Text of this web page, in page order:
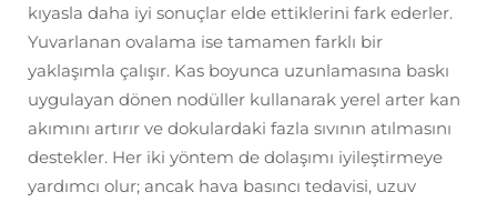
kıyasla daha iyi sonuçlar elde ettiklerini fark ederler.
Yuvarlanan ovalama ise tamamen farklı bir
yaklaşımla çalışır. Kas boyunca uzunlamasına baskı
uygulayan dönen nodüller kullanarak yerel arter kan
akımını artırır ve dokulardaki fazla sıvının atılmasını
destekler. Her iki yöntem de dolaşımı iyileştirmeye
yardımcı olur; ancak hava basıncı tedavisi, uzuv